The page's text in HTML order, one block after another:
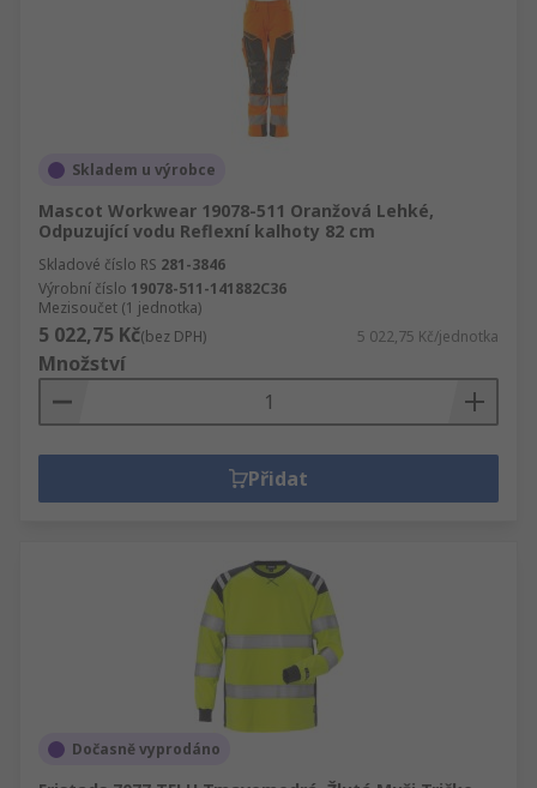
Skladem u výrobce
Mascot Workwear 19078-511 Oranžová Lehké,
Odpuzující vodu Reflexní kalhoty 82 cm
Skladové číslo RS 281-3846
Výrobní číslo 19078-511-141882C36
Mezisoučet (1 jednotka)
5 022,75 Kč(bez DPH) 5 022,75 Kč/jednotka
Množství
Přidat
Dočasně vyprodáno